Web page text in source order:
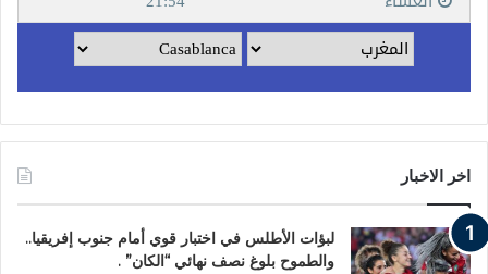
اخر الاخبار
لبؤات الأطلس في اختبار قوي أمام جنوب إفريقيا..
والطموح بلوغ نصف نهائي “الكان” .